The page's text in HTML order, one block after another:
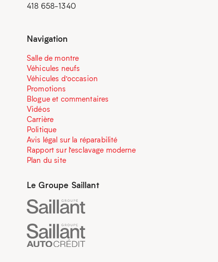
418 658-1340
Navigation
Salle de montre
Véhicules neufs
Véhicules d’occasion
Promotions
Blogue et commentaires
Vidéos
Carrière
Politique
Avis légal sur la réparabilité
Rapport sur l’esclavage moderne
Plan du site
Le Groupe Saillant